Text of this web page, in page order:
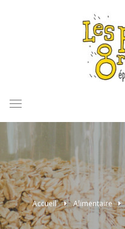
BASCULER
Accueil > Alimentaire >